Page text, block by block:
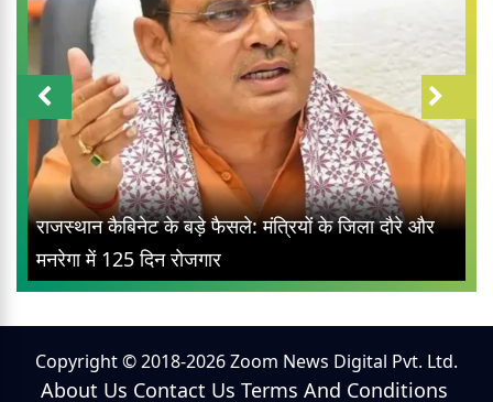
राजस्थान कैबिनेट के बड़े फैसले: मंत्रियों के जिला दौरे और
मनरेगा में 125 दिन रोजगार
Copyright © 2018-2026 Zoom News Digital Pvt. Ltd.
About Us Contact Us Terms And Conditions